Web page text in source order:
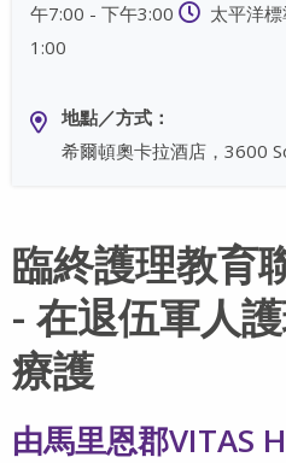
臨終護理教育
- 在退伍軍人
療護
由馬里恩郡VITAS
午7:00 - 下午3:00
太平洋
1:00
地點／方式：
希爾頓奧卡拉酒店，3600